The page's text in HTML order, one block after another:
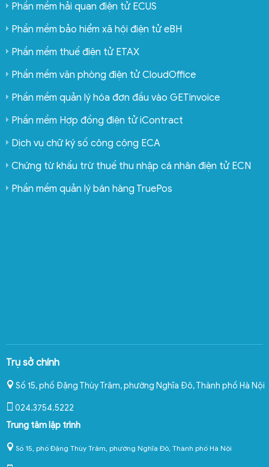
Phần mềm hải quan điện tử ECUS
Phần mềm bảo hiểm xã hội điện tử eBH
Phần mềm thuế điện tử ETAX
Phần mềm văn phòng điện tử CloudOffice
Phần mềm quản lý hóa đơn đầu vào GETinvoice
Phần mềm Hợp đồng điện tử iContract
Dịch vụ chữ ký số công cộng ECA
Chứng từ khấu trừ thuế thu nhập cá nhân điện tử ECN
Phần mềm quản lý bán hàng TruePos
Trụ sở chính
Số 15, phố Đặng Thùy Trâm, phường Nghĩa Đô,Thành phố Hà Nội
024.3754.5222
Trung tâm lập trình
Số 15, phố Đặng Thùy Trâm, phường Nghĩa Đô, Thành phố Hà Nội